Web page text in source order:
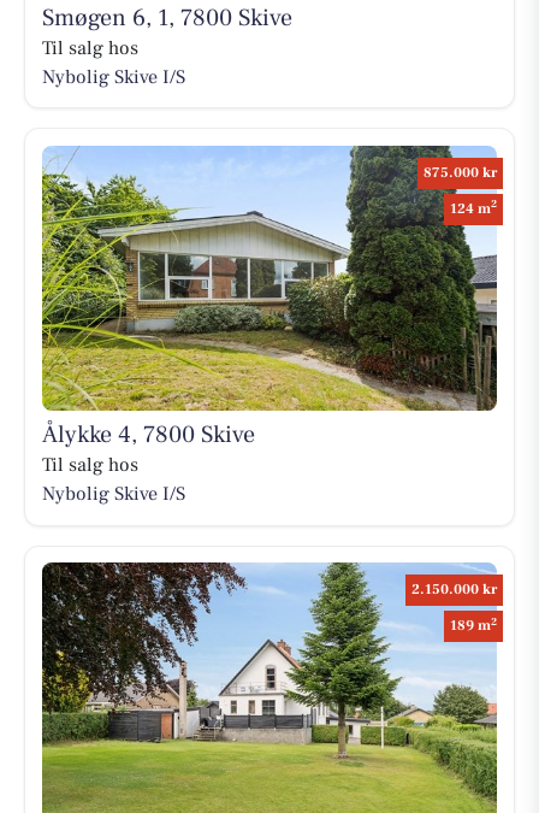
Smøgen 6, 1, 7800 Skive
Til salg hos
Nybolig Skive I/S
875.000 kr
124 m2
Ålykke 4, 7800 Skive
Til salg hos
Nybolig Skive I/S
2.150.000 kr
189 m2